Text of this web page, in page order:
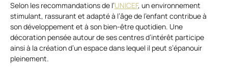
Selon les recommandations de l’UNICEF, un environnement
stimulant, rassurant et adapté à l’âge de l’enfant contribue à
son développement et à son bien-être quotidien. Une
décoration pensée autour de ses centres d’intérêt participe
ainsi à la création d’un espace dans lequel il peut s’épanouir
pleinement.